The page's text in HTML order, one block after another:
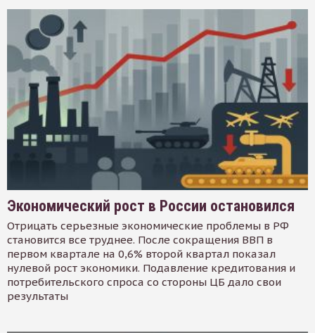
Экономический рост в России остановился
Отрицать серьезные экономические проблемы в РФ
становится все труднее. После сокращения ВВП в
первом квартале на 0,6% второй квартал показал
нулевой рост экономики. Подавление кредитования и
потребительского спроса со стороны ЦБ дало свои
результаты